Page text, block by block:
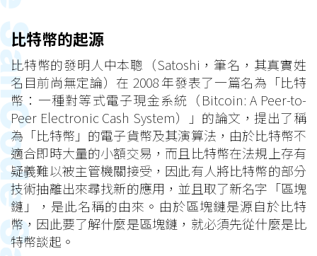
比特幣的起源
比特幣的發明人中本聰（Satoshi，筆名，其真實姓
名目前尚無定論）在 2008 年發表了一篇名為「比特
幣：一種對等式電子現金系統（Bitcoin: A Peer-to-
Peer Electronic Cash System）」的論文，提出了稱
為「比特幣」的電子貨幣及其演算法，由於比特幣不
適合即時大量的小額交易，而且比特幣在法規上存有
疑義難以被主管機關接受，因此有人將比特幣的部分
技術抽離出來尋找新的應用，並且取了新名字「區塊
鏈」，是此名稱的由來。由於區塊鏈是源自於比特
幣，因此要了解什麼是區塊鏈，就必須先從什麼是比
特幣談起。